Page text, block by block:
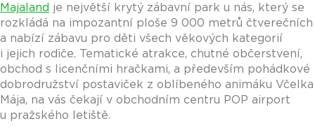
Majaland je největší krytý zábavní park u nás, který se
rozkládá na impozantní ploše 9 000 metrů čtverečních
a nabízí zábavu pro děti všech věkových kategorií
i jejich rodiče. Tematické atrakce, chutné občerstvení,
obchod s licenčními hračkami, a především pohádkové
dobrodružství postaviček z oblíbeného animáku Včelka
Mája, na vás čekají v obchodním centru POP airport
u pražského letiště.